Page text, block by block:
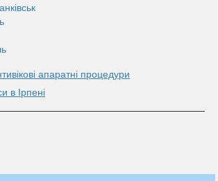
апаратні процедури
в Ірпені